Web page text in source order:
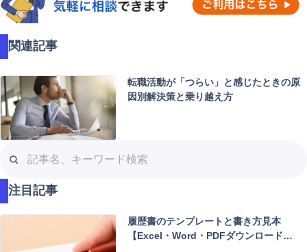
関連記事
転職活動が「つらい」と感じたときの原
因別解決策と乗り越え方
事
名
、
キ
注目記事
履歴書のテンプレートと書き方見本
【Excel・Word・PDFダウンロード…